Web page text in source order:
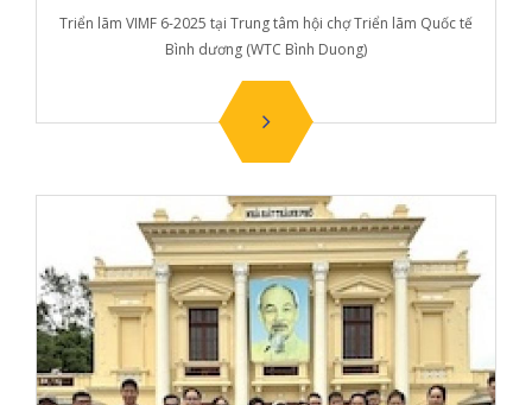
Triển lãm VIMF 6-2025 tại Trung tâm hội chợ Triển lãm Quốc tế
Bình dương (WTC Bình Duong)